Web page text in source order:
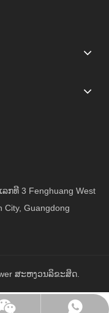
ກທີ 3 Fenghuang West
City, Guangdong
ສະຫງວນລິຂະສິດ.